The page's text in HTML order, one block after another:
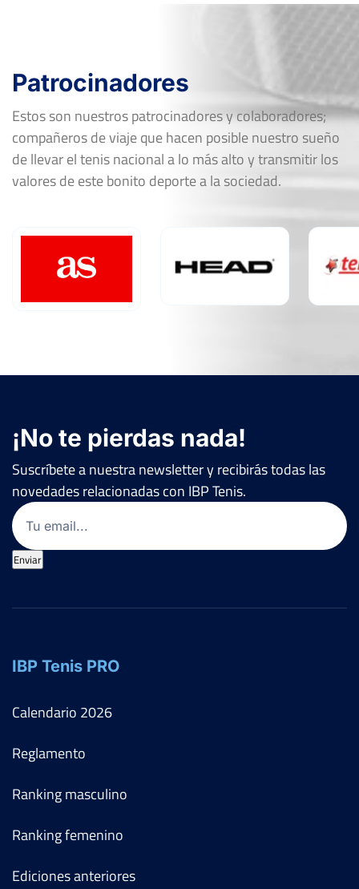
Patrocinadores
Estos son nuestros patrocinadores y colaboradores;
compañeros de viaje que hacen posible nuestro sueño
de llevar el tenis nacional a lo más alto y transmitir los
valores de este bonito deporte a la sociedad.
¡No te pierdas nada!
Suscríbete a nuestra newsletter y recibirás todas las
novedades relacionadas con IBP Tenis.
Email
Enviar
IBP Tenis PRO
Calendario 2026
Reglamento
Ranking masculino
Ranking femenino
Ediciones anteriores